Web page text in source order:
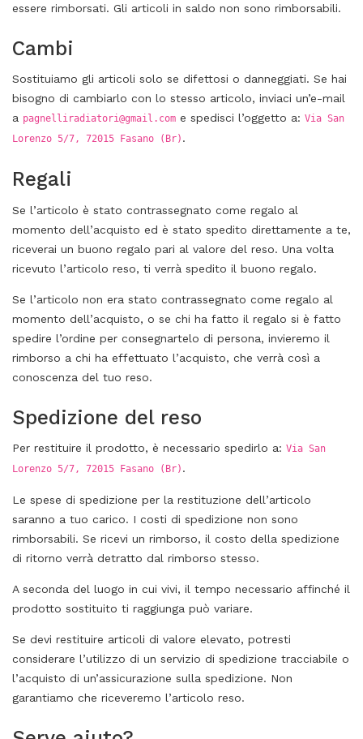
essere rimborsati. Gli articoli in saldo non sono rimborsabili.
Cambi
Sostituiamo gli articoli solo se difettosi o danneggiati. Se hai
bisogno di cambiarlo con lo stesso articolo, inviaci un’e-mail
a pagnelliradiatori@gmail.com e spedisci l’oggetto a: Via San
Lorenzo 5/7, 72015 Fasano (Br) .
Regali
Se l’articolo è stato contrassegnato come regalo al
momento dell’acquisto ed è stato spedito direttamente a te,
riceverai un buono regalo pari al valore del reso. Una volta
ricevuto l’articolo reso, ti verrà spedito il buono regalo.
Se l’articolo non era stato contrassegnato come regalo al
momento dell’acquisto, o se chi ha fatto il regalo si è fatto
spedire l’ordine per consegnartelo di persona, invieremo il
rimborso a chi ha effettuato l’acquisto, che verrà così a
conoscenza del tuo reso.
Spedizione del reso
Per restituire il prodotto, è necessario spedirlo a: Via San
Lorenzo 5/7, 72015 Fasano (Br) .
Le spese di spedizione per la restituzione dell’articolo
saranno a tuo carico. I costi di spedizione non sono
rimborsabili. Se ricevi un rimborso, il costo della spedizione
di ritorno verrà detratto dal rimborso stesso.
A seconda del luogo in cui vivi, il tempo necessario affinché il
prodotto sostituito ti raggiunga può variare.
Se devi restituire articoli di valore elevato, potresti
considerare l’utilizzo di un servizio di spedizione tracciabile o
l’acquisto di un’assicurazione sulla spedizione. Non
garantiamo che riceveremo l’articolo reso.